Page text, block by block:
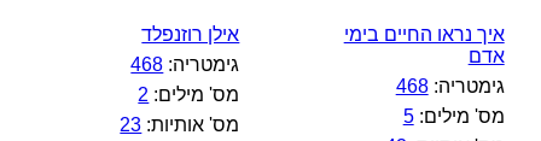
איך נראו החיים בימי
אדם
גימטריה:468
מס' מילים:5
אילן רוזנפלד
גימטריה: 468
מס' מילים: 2
מס' אותיות: 23